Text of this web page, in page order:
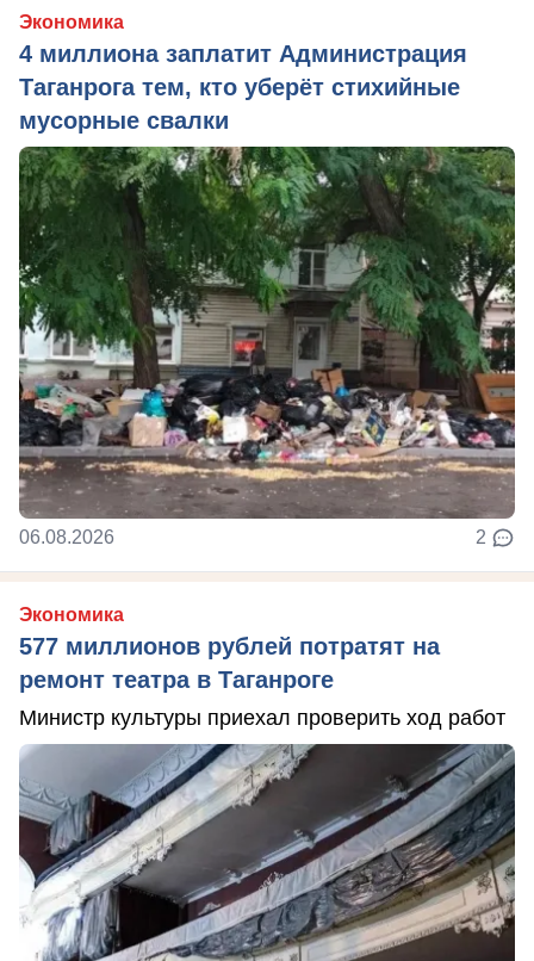
Экономика
4 миллиона заплатит Администрация
Таганрога тем, кто уберёт стихийные
мусорные свалки
06.08.2026 2
Экономика
577 миллионов рублей потратят на
ремонт театра в Таганроге
Министр культуры приехал проверить ход работ